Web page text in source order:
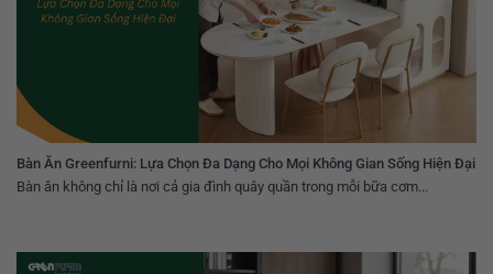
Bàn Ăn Greenfurni: Lựa Chọn Đa Dạng Cho Mọi Không Gian Sống Hiện Đại
Bàn ăn không chỉ là nơi cả gia đình quây quần trong mỗi bữa cơm...